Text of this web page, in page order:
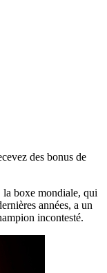
des bonus de
la boxe mondiale, qui
années, a un
incontesté.